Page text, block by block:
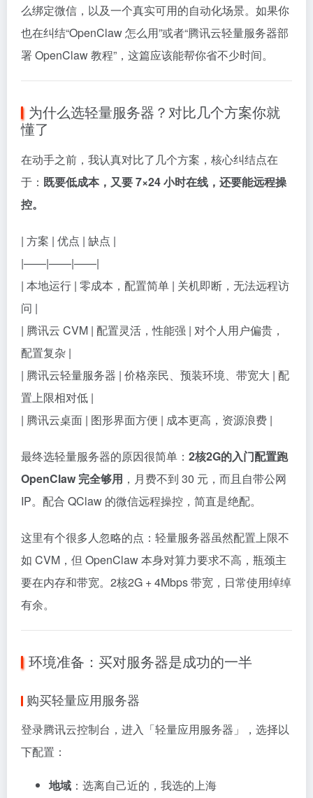
么绑定微信，以及一个真实可用的自动化场景。如果你
也在纠结“OpenClaw 怎么用”或者“腾讯云轻量服务器部
署 OpenClaw 教程”，这篇应该能帮你省不少时间。
为什么选轻量服务器？对比几个方案你就
懂了
在动手之前，我认真对比了几个方案，核心纠结点在
于： 既要低成本，又要 7×24 小时在线，还要能远程操
控。
| 方案 | 优点 | 缺点 |
|——|——|——|
| 本地运行 | 零成本，配置简单 | 关机即断，无法远程访
问 |
| 腾讯云 CVM | 配置灵活，性能强 | 对个人用户偏贵，
配置复杂 |
| 腾讯云轻量服务器 | 价格亲民、预装环境、带宽大 | 配
置上限相对低 |
| 腾讯云桌面 | 图形界面方便 | 成本更高，资源浪费 |
最终选轻量服务器的原因很简单： 2核2G的入门配置跑
OpenClaw 完全够用 ，月费不到 30 元，而且自带公网
IP。配合 QClaw 的微信远程操控，简直是绝配。
这里有个很多人忽略的点：轻量服务器虽然配置上限不
如 CVM，但 OpenClaw 本身对算力要求不高，瓶颈主
要在内存和带宽。2核2G + 4Mbps 带宽，日常使用绰绰
有余。
环境准备：买对服务器是成功的一半
购买轻量应用服务器
登录腾讯云控制台，进入「轻量应用服务器」，选择以
下配置：
地域 ：选离自己近的，我选的上海